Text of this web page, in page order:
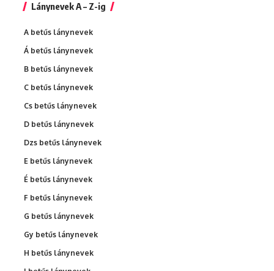
Lánynevek A – Z-ig
A betűs lánynevek
Á betűs lánynevek
B betűs lánynevek
C betűs lánynevek
Cs betűs lánynevek
D betűs lánynevek
Dzs betűs lánynevek
E betűs lánynevek
É betűs lánynevek
F betűs lánynevek
G betűs lánynevek
Gy betűs lánynevek
H betűs lánynevek